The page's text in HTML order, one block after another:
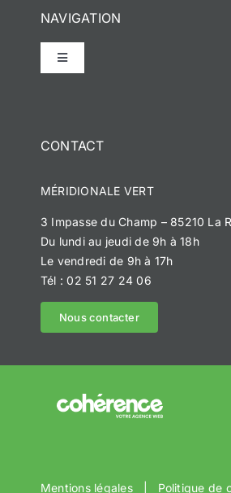
NAVIGATION
Toggle
Notre histoire
Méridionale Services
Méridionale Environnement
Réalisations
Devis personnalisé
CONTACT
MÉRIDIONALE VERT
3 Impasse du Champ – 85210 La
Du lundi au jeudi de 9h à 18h
Le vendredi de 9h à 17h
Tél : 02 51 27 24 06
Nous contacter
Mentions légales| Politique de